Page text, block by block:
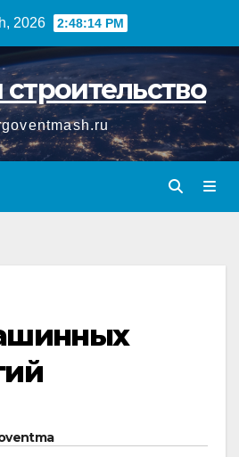
2026 2:48:14 PM